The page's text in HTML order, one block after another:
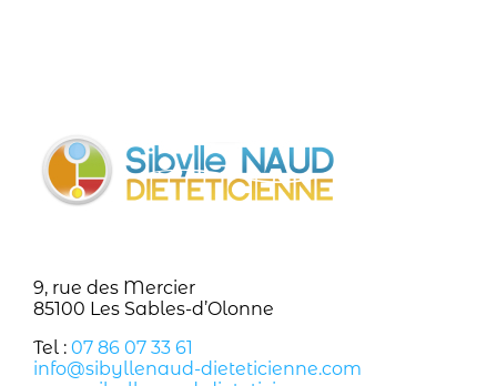
9, rue des Mercier
85100 Les Sables-d’Olonne
Tel : 07 86 07 33 61
info@sibyllenaud-dieteticienne.com